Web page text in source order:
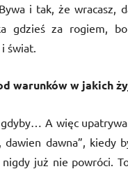
i tak, że wracasz,
gdzieś za rogiem,
świat.
warunków w jakich
gdyby… A więc
dawien dawna”, kiedy
już nie powróci.